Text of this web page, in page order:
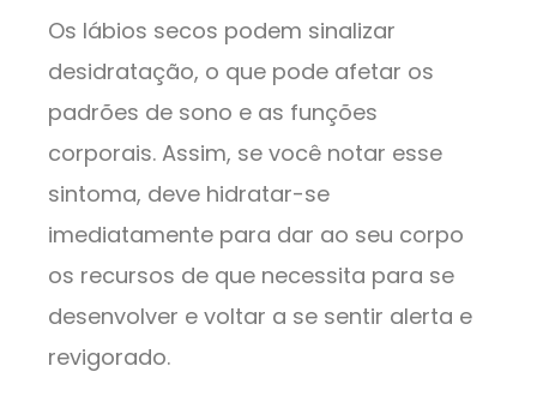
Os lábios secos podem sinalizar
desidratação, o que pode afetar os
padrões de sono e as funções
corporais. Assim, se você notar esse
sintoma, deve hidratar-se
imediatamente para dar ao seu corpo
os recursos de que necessita para se
desenvolver e voltar a se sentir alerta e
revigorado.